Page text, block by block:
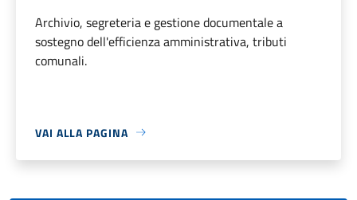
Archivio, segreteria e gestione documentale a
sostegno dell'efficienza amministrativa, tributi
comunali.
VAI ALLA PAGINA